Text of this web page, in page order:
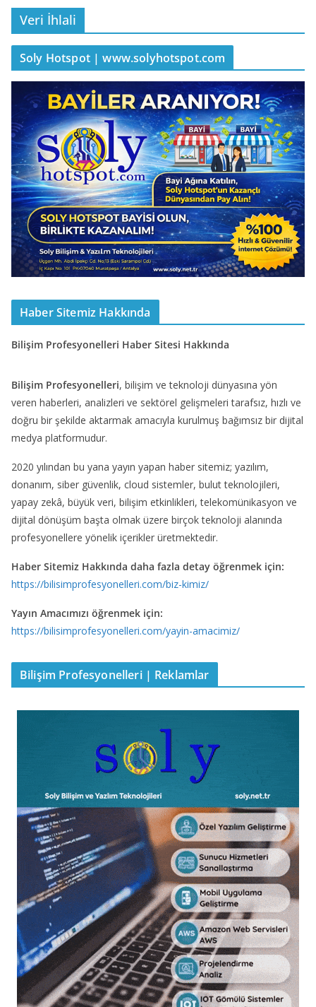
Veri İhlali
Soly Hotspot | www.solyhotspot.com
Haber Sitemiz Hakkında
Bilişim Profesyonelleri Haber Sitesi Hakkında
Bilişim Profesyonelleri, bilişim ve teknoloji dünyasına yön
veren haberleri, analizleri ve sektörel gelişmeleri tarafsız, hızlı ve
doğru bir şekilde aktarmak amacıyla kurulmuş bağımsız bir dijital
medya platformudur.
2020 yılından bu yana yayın yapan haber sitemiz; yazılım,
donanım, siber güvenlik, cloud sistemler, bulut teknolojileri,
yapay zekâ, büyük veri, bilişim etkinlikleri, telekomünikasyon ve
dijital dönüşüm başta olmak üzere birçok teknoloji alanında
profesyonellere yönelik içerikler üretmektedir.
Haber Sitemiz Hakkında daha fazla detay öğrenmek için:
https://bilisimprofesyonelleri.com/biz-kimiz/
Yayın Amacımızı öğrenmek için:
https://bilisimprofesyonelleri.com/yayin-amacimiz/
Bilişim Profesyonelleri | Reklamlar